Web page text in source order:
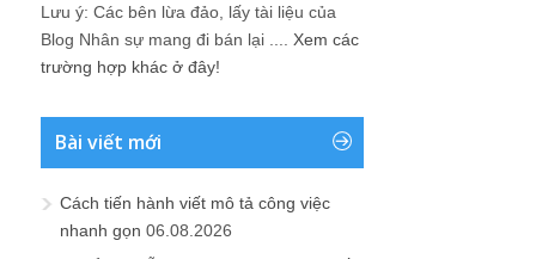
Lưu ý: Các bên lừa đảo, lấy tài liệu của
Blog Nhân sự mang đi bán lại .... Xem các
trường hợp khác ở đây!
Bài viết mới
Cách tiến hành viết mô tả công việc
nhanh gọn 06.08.2026